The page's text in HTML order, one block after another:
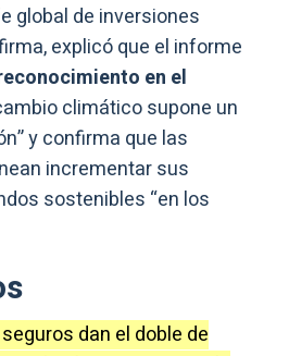
global de inversiones
explicó que el informe
en el
climático supone un
y confirma que las
incrementar sus
sostenibles “en los
dan el doble de